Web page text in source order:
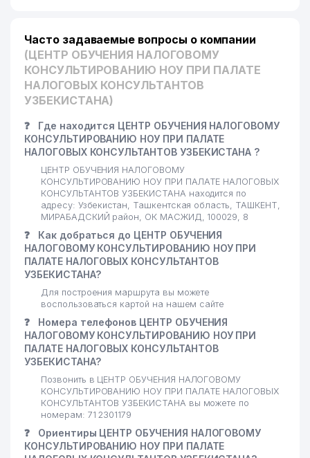
Часто задаваемые вопросы о компании
(ЦЕНТР ОБУЧЕНИЯ НАЛОГОВОМУ
КОНСУЛЬТИРОВАНИЮ НОУ ПРИ ПАЛАТЕ
НАЛОГОВЫХ КОНСУЛЬТАНТОВ
УЗБЕКИСТАНА)
❓
Где находится ЦЕНТР ОБУЧЕНИЯ НАЛОГОВОМУ
КОНСУЛЬТИРОВАНИЮ НОУ ПРИ ПАЛАТЕ
НАЛОГОВЫХ КОНСУЛЬТАНТОВ УЗБЕКИСТАНА ?
ЦЕНТР ОБУЧЕНИЯ НАЛОГОВОМУ
КОНСУЛЬТИРОВАНИЮ НОУ ПРИ ПАЛАТЕ НАЛОГОВЫХ
КОНСУЛЬТАНТОВ УЗБЕКИСТАНА находится по
адресу: Узбекистан, Ташкентская область, ТАШКЕНТ,
МИРАБАДСКИЙ район, ОК МАСЖИД, 100029, 8
❓
Как добраться до ЦЕНТР ОБУЧЕНИЯ
НАЛОГОВОМУ КОНСУЛЬТИРОВАНИЮ НОУ ПРИ
ПАЛАТЕ НАЛОГОВЫХ КОНСУЛЬТАНТОВ
УЗБЕКИСТАНА?
Для построения маршрута вы можете
воспользоваться картой на нашем сайте
❓
Номера телефонов ЦЕНТР ОБУЧЕНИЯ
НАЛОГОВОМУ КОНСУЛЬТИРОВАНИЮ НОУ ПРИ
ПАЛАТЕ НАЛОГОВЫХ КОНСУЛЬТАНТОВ
УЗБЕКИСТАНА?
Позвонить в ЦЕНТР ОБУЧЕНИЯ НАЛОГОВОМУ
КОНСУЛЬТИРОВАНИЮ НОУ ПРИ ПАЛАТЕ НАЛОГОВЫХ
КОНСУЛЬТАНТОВ УЗБЕКИСТАНА вы можете по
номерам: 71 2301179
❓
Ориентиры ЦЕНТР ОБУЧЕНИЯ НАЛОГОВОМУ
КОНСУЛЬТИРОВАНИЮ НОУ ПРИ ПАЛАТЕ